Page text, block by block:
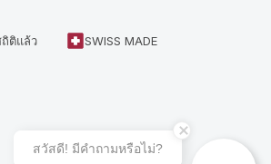
ติแล้ว SWISS MADE
สวัสดี! มีคําถามหรือไม่?